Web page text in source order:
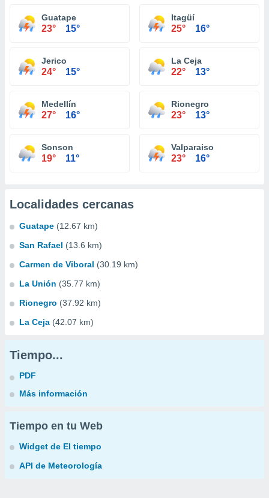
Guatape
23° 15°
Itagüí
25° 16°
Jerico
24° 15°
La Ceja
22° 13°
Medellín
27° 16°
Rionegro
23° 13°
Sonson
19° 11°
Valparaiso
23° 16°
Localidades cercanas
Guatape (12.67 km)
San Rafael (13.6 km)
Carmen de Viboral (30.19 km)
La Unión (35.77 km)
Rionegro (37.92 km)
La Ceja (42.07 km)
Tiempo...
PDF
Más información
Tiempo en tu Web
Widget de El tiempo
API de Meteorología